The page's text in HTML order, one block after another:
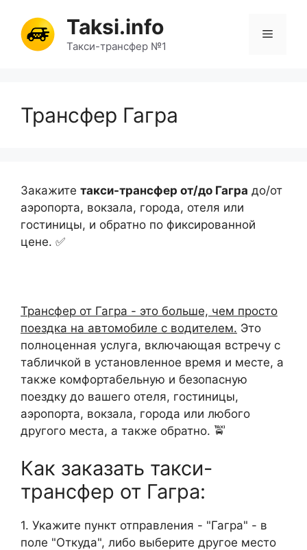
содержимому
Taksi.info
Такси-трансфер №1
Меню
Трансфер Гагра
Закажите такси-трансфер от/до Гагра до/от
аэропорта, вокзала, города, отеля или
гостиницы, и обратно по фиксированной
цене. ✅
Трансфер от Гагра - это больше, чем просто
поездка на автомобиле с водителем. Это
полноценная услуга, включающая встречу с
табличкой в установленное время и месте, а
также комфортабельную и безопасную
поездку до вашего отеля, гостиницы,
аэропорта, вокзала, города или любого
другого места, а также обратно. 🚖
Как заказать такси-
трансфер от Гагра:
1. Укажите пункт отправления - "Гагра" - в
поле "Откуда", либо выберите другое место